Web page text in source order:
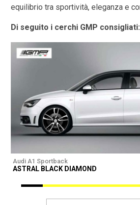
equilibrio tra sportività, eleganza e
Di seguito i cerchi GMP consigliati:
Audi A1 Sportback
ASTRAL BLACK DIAMOND